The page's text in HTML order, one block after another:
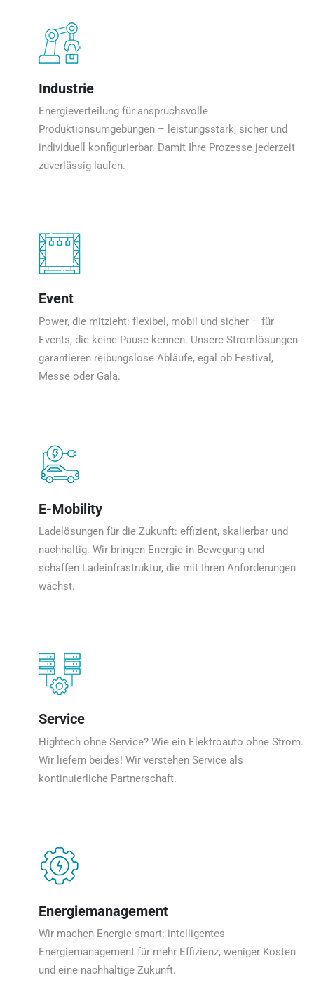
Industrie
Energieverteilung für anspruchsvolle
Produktionsumgebungen – leistungsstark, sicher und
individuell konfigurierbar. Damit Ihre Prozesse jederzeit
zuverlässig laufen.
Event
Power, die mitzieht: flexibel, mobil und sicher – für
Events, die keine Pause kennen. Unsere Stromlösungen
garantieren reibungslose Abläufe, egal ob Festival,
Messe oder Gala.
E-Mobility
Ladelösungen für die Zukunft: effizient, skalierbar und
nachhaltig. Wir bringen Energie in Bewegung und
schaffen Ladeinfrastruktur, die mit Ihren Anforderungen
wächst.
Service
Hightech ohne Service? Wie ein Elektroauto ohne Strom.
Wir liefern beides! Wir verstehen Service als
kontinuierliche Partnerschaft.
Energiemanagement
Wir machen Energie smart: intelligentes
Energiemanagement für mehr Effizienz, weniger Kosten
und eine nachhaltige Zukunft.